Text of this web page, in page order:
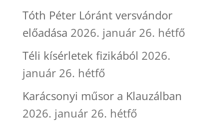
Tóth Péter Lóránt versvándor
előadása 2026. január 26. hétfő
Téli kísérletek fizikából 2026.
január 26. hétfő
Karácsonyi műsor a Klauzálban
2026. január 26. hétfő